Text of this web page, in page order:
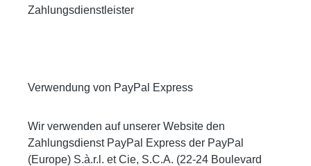
Zahlungsdienstleister
Verwendung von PayPal Express
Wir verwenden auf unserer Website den
Zahlungsdienst PayPal Express der PayPal
(Europe) S.à.r.l. et Cie, S.C.A. (22-24 Boulevard